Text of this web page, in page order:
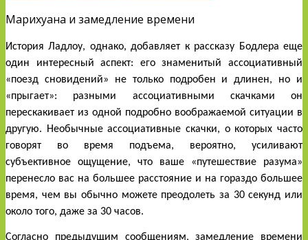
Марихуана и замедление времени
История Ладлоу, однако, добавляет к рассказу Бодлера еще
один интересный аспект: его знаменитый ассоциативный
«поезд сновидений» не только подробен и длинен, но и
«прыгает»: разными ассоциативными скачками он
перескакивает из одной подробно воображаемой ситуации в
другую. Необычные ассоциативные скачки, о которых часто
говорят во время подъема, вероятно, усиливают
субъективное ощущение, что ваше «путешествие разума»
перенесло вас на большее расстояние и на гораздо большее
время, чем вы обычно можете преодолеть за 30 секунд или
около того, даже за 30 часов.
Согласно предыдущим сообщениям, замедление времени